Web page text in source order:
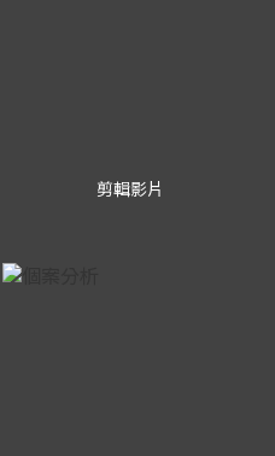
剪輯影片